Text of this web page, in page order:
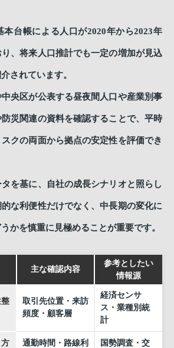
本台帳による人口が2020年から2023年
、将来人口推計でも一定の増加が見込
されています。
央区が公表する昼夜間人口や産業別事
災関連の資料を確認することで、平時
クの両面から拠点の安定性を評価でき
を基に、自社の成長シナリオと照らし
な利便性だけでなく、中長期の変化に
かを慎重に見極めることが重要です。
主な確認内容
参考としたい
情報源
取引先位置・来訪
頻度・顧客層
経済センサ
ス・業種別統
計
通勤時間・路線利
国勢調査・交